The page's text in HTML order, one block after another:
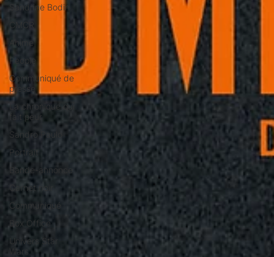
Sandrine Bodin
CMCR
Anime
People
Communiqué de
presse
La chronique qui
fait peur
Sandro Paulo
Portrait
Bande-annonce
Carnet noir
Communiqué
Box Office
Univers Star
Wars